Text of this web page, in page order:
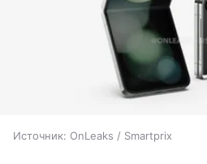
Источник: OnLeaks / Smartprix